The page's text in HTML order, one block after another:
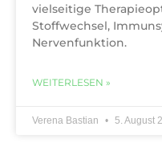
vielseitige
Stoffwechsel,
Nervenfunktion.
WEITERLESEN »
Verena Bastian 5. August